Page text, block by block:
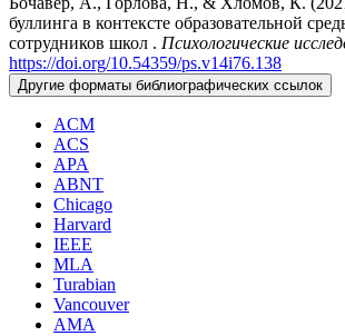
буллинга в контексте образовательной
сотрудников школ . Психологические
https://doi.org/10.54359/ps.v14i76.138
Другие форматы библиографических ссылок
ACM
ACS
APA
ABNT
Chicago
Harvard
IEEE
MLA
Turabian
Vancouver
AMA